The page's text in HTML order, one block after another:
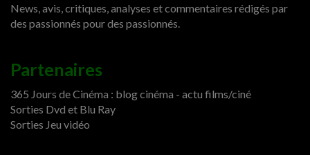
News, avis, critiques, analyses et commentaires rédigés par
des passionnés pour des passionnés.
Partenaires
365 Jours de Cinéma : blog cinéma - actu films/ciné
Sorties Dvd et Blu Ray
Sorties Jeu vidéo